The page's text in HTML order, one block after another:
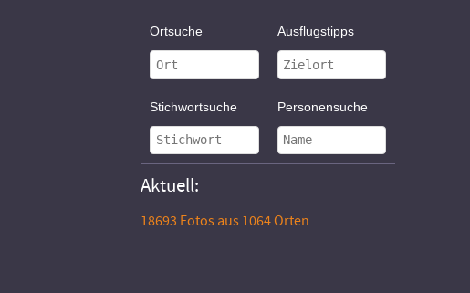
Ortsuche Ausflugstipps
Stichwortsuche Personensuche
Aktuell:
18693 Fotos aus 1064 Orten